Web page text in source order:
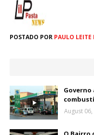
POSTADO POR PAULO LEITE
August